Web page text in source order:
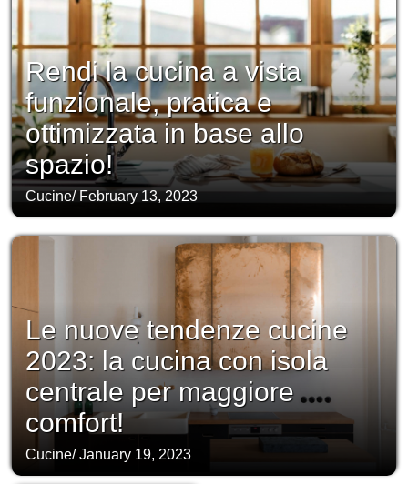
Rendi la cucina a vista
funzionale, pratica e
ottimizzata in base allo
spazio!
Cucine/ February 13, 2023
Le nuove tendenze cucine
2023: la cucina con isola
centrale per maggiore
comfort!
Cucine/January 19, 2023